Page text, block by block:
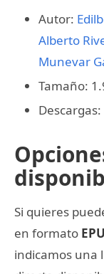
Autor:
Alberto
Munevar
Tamaño:
Si quieres
en formato
indicamos una